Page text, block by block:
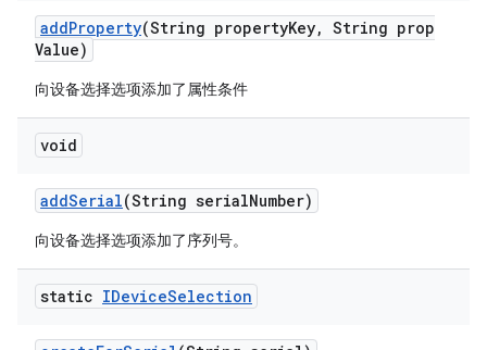
addProperty(String propertyKey, String prop
Value)
向设备选择选项添加了属性条件
void
addSerial(String serialNumber)
向设备选择选项添加了序列号。
static IDeviceSelection